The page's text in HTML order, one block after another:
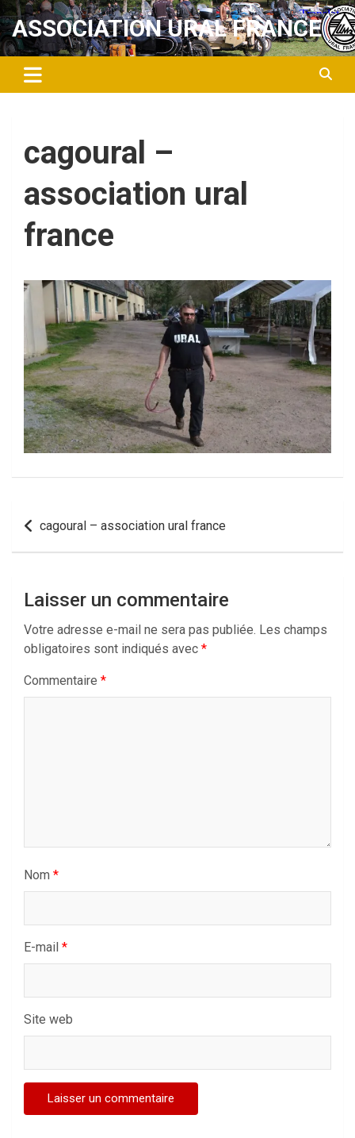
Aller
au
contenu
ASSOCIATION URAL FRANCE
cagoural –
association ural
france
Navigation
cagoural – association ural france
Laisser un commentaire
Votre adresse e-mail ne sera pas publiée. Les champs
obligatoires sont indiqués avec *
Commentaire *
Nom *
E-mail *
Site web